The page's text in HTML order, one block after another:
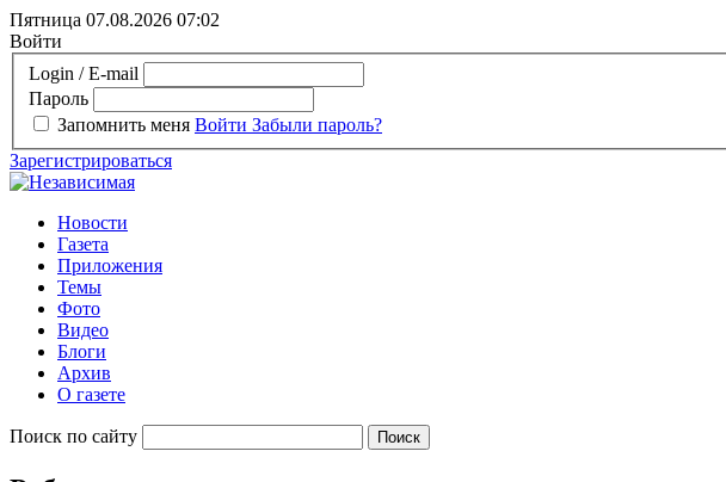
Пятница 07.08.2026 07:02
Войти
Login / E-mail
Пароль
Запомнить меня Войти Забыли пароль?
Зарегистрироваться
Новости
Газета
Приложения
Темы
Фото
Видео
Блоги
Архив
О газете
Поиск по сайту